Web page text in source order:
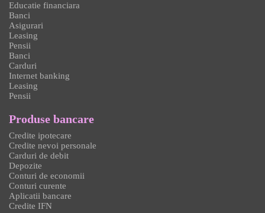
Educatie financiara
Banci
Asigurari
Leasing
Pensii
Banci
Carduri
Internet banking
Leasing
Pensii
Produse bancare
Credite ipotecare
Credite nevoi personale
Carduri de debit
Depozite
Conturi de economii
Conturi curente
Aplicatii bancare
Credite IFN